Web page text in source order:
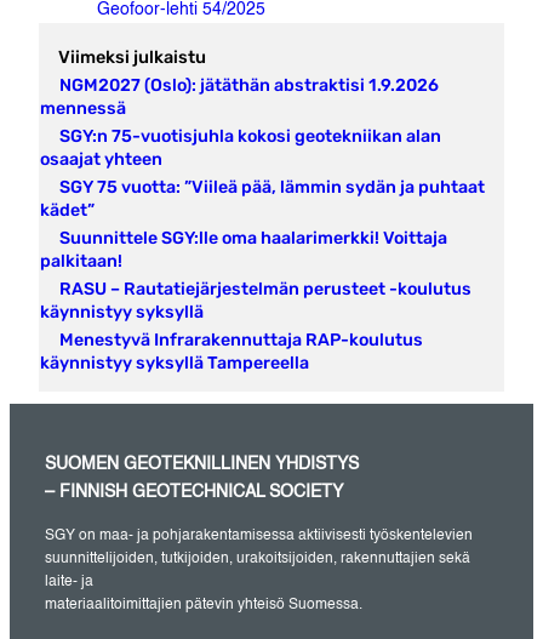
Geofoor-lehti 54/2025
Viimeksi julkaistu
NGM2027 (Oslo): jätäthän abstraktisi 1.9.2026
mennessä
SGY:n 75-vuotisjuhla kokosi geotekniikan alan
osaajat yhteen
SGY 75 vuotta: ”Viileä pää, lämmin sydän ja puhtaat
kädet”
Suunnittele SGY:lle oma haalarimerkki! Voittaja
palkitaan!
RASU – Rautatiejärjestelmän perusteet -koulutus
käynnistyy syksyllä
Menestyvä Infrarakennuttaja RAP-koulutus
käynnistyy syksyllä Tampereella
SUOMEN GEOTEKNILLINEN YHDISTYS
– FINNISH GEOTECHNICAL SOCIETY
SGY on maa- ja pohjarakentamisessa aktiivisesti työskentelevien
suunnittelijoiden, tutkijoiden, urakoitsijoiden, rakennuttajien sekä
laite- ja
materiaalitoimittajien pätevin yhteisö Suomessa.